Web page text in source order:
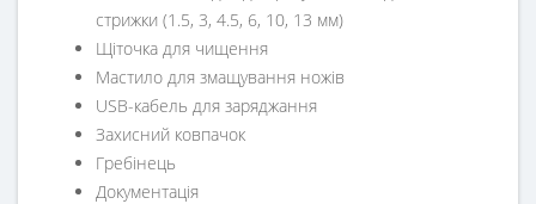
стрижки (1.5, 3, 4.5, 6, 10, 13 мм)
Щіточка для чищення
Мастило для змащування ножів
USB-кабель для заряджання
Захисний ковпачок
Гребінець
Документація